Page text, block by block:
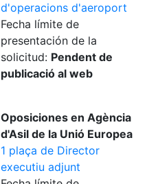
d'operacions d'aeroport
Fecha límite de
presentación de la
solicitud: Pendent de
publicació al web
Oposiciones en Agència
d'Asil de la Unió Europea
1 plaça de Director
executiu adjunt